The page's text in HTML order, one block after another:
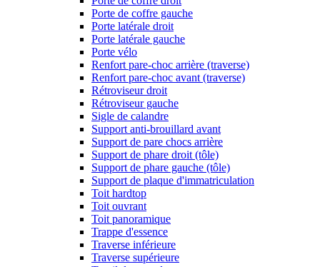
Porte de coffre gauche
Porte latérale droit
Porte latérale gauche
Porte vélo
Renfort pare-choc arrière (traverse)
Renfort pare-choc avant (traverse)
Rétroviseur droit
Rétroviseur gauche
Sigle de calandre
Support anti-brouillard avant
Support de pare chocs arrière
Support de phare droit (tôle)
Support de phare gauche (tôle)
Support de plaque d'immatriculation
Toit hardtop
Toit ouvrant
Toit panoramique
Trappe d'essence
Traverse inférieure
Traverse supérieure